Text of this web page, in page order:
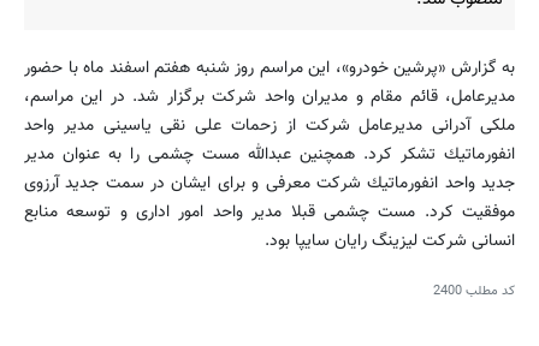
به گزارش «پرشین خودرو»، این مراسم روز شنبه هفتم اسفند ماه با حضور
مدیرعامل، قائم مقام و مدیران واحد شركت برگزار شد. در این مراسم،
ملكی آدرانی مدیرعامل شركت از زحمات علی نقی یاسینی مدیر واحد
انفورماتیك تشكر كرد. همچنین عبدالله مست چشمی را به عنوان مدیر
جدید واحد انفورماتیك شركت معرفی و برای ایشان در سمت جدید آرزوی
موفقیت كرد. مست چشمی قبلا مدیر واحد امور اداری و توسعه منابع
انسانی شركت لیزینگ رایان سایپا بود.
کد مطلب2400